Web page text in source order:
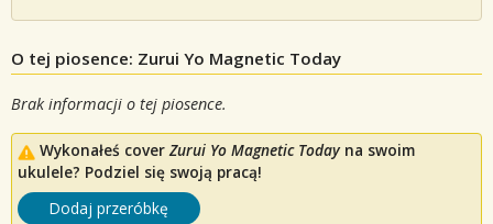
O tej piosence: Zurui Yo Magnetic Today
Brak informacji o tej piosence.
Wykonałeś coverZurui Yo Magnetic Todayna swoim
ukulele? Podziel się swoją pracą!
Dodaj przeróbkę